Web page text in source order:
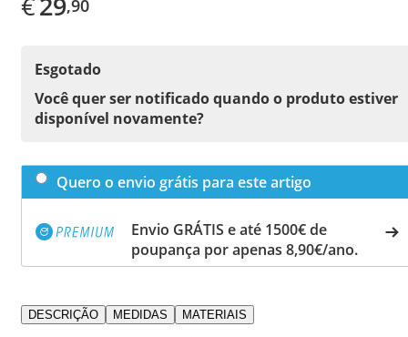
,90
Esgotado
Você quer ser notificado quando o produto estiver
disponível novamente?
Quero o envio grátis para este artigo
Envio GRÁTIS e até 1500€ de
poupança por apenas 8,90€/ano.
DESCRIÇÃO MEDIDAS MATERIAIS